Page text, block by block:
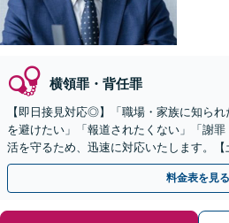
横領罪・背任罪
【即日接見対応◎】「職場・家族に知ら
を避けたい」「報道されたくない」「謝
活を守るため、迅速に対応いたします。【
料金表を見る